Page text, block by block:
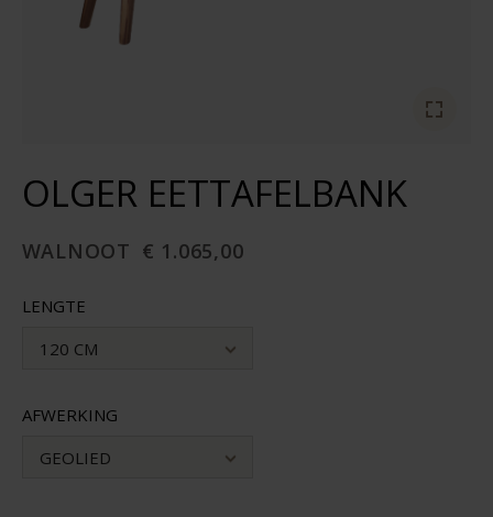
OLGER EETTAFELBANK
WALNOOT € 1.065,00
LENGTE
120 CM
AFWERKING
GEOLIED